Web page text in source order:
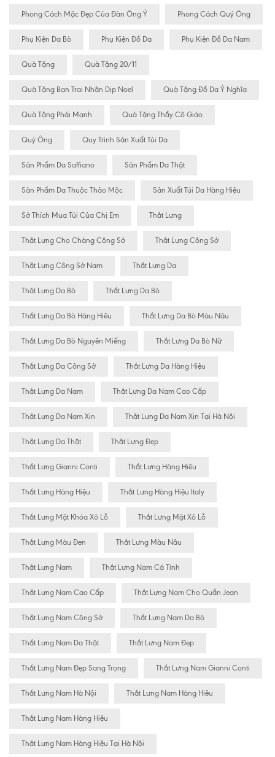
Phong Cách Mặc Đẹp Của Đàn Ông Ý Phong Cách Quý Ông
Phụ Kiện Da Bò Phụ Kiện Đồ Da Phụ Kiện Đồ Da Nam
Quà Tặng Quà Tặng 20/11
Quà Tặng Bạn Trai Nhân Dịp Noel Quà Tặng Đồ Da Ý Nghĩa
Quà Tặng Phái Mạnh Quà Tặng Thầy Cô Giáo
Quý Ông Quy Trình Sản Xuất Túi Da
Sản Phẩm Da Saffiano Sản Phẩm Da Thật
Sản Phẩm Da Thuộc Thảo Mộc Sản Xuất Túi Da Hàng Hiệu
Sở Thích Mua Túi Của Chị Em Thắt Lưng
Thắt Lưng Cho Chàng Công Sở Thắt Lưng Công Sở
Thắt Lưng Công Sở Nam Thắt Lưng Da
Thăt Lưng Da Bò Thắt Lưng Da Bò
Thắt Lưng Da Bò Hàng Hiêu Thắt Lưng Da Bò Màu Nâu
Thắt Lưng Da Bò Nguyên Miếng Thắt Lưng Da Bò Nữ
Thắt Lưng Da Công Sở Thắt Lưng Da Hàng Hiệu
Thắt Lưng Da Nam Thắt Lưng Da Nam Cao Cấp
Thắt Lưng Da Nam Xịn Thắt Lưng Da Nam Xịn Tại Hà Nội
Thắt Lưng Da Thật Thắt Lưng Đẹp
Thắt Lưng Gianni Conti Thắt Lưng Hàng Hiêu
Thắt Lưng Hàng Hiệu Thắt Lưng Hàng Hiệu Italy
Thắt Lưng Mặt Khóa Xỏ Lỗ Thắt Lưng Mặt Xỏ Lỗ
Thắt Lưng Màu Đen Thắt Lưng Màu Nâu
Thắt Lưng Nam Thắt Lưng Nam Cá Tính
Thắt Lưng Nam Cao Cấp Thắt Lưng Nam Cho Quần Jean
Thắt Lưng Nam Công Sở Thắt Lưng Nam Da Bò
Thắt Lưng Nam Da Thật Thắt Lưng Nam Đẹp
Thắt Lưng Nam Đẹp Sang Trọng Thắt Lưng Nam Gianni Conti
Thắt Lưng Nam Hà Nội Thắt Lưng Nam Hàng Hiêu
Thắt Lưng Nam Hàng Hiệu
Thắt Lưng Nam Hàng Hiệu Tại Hà Nội